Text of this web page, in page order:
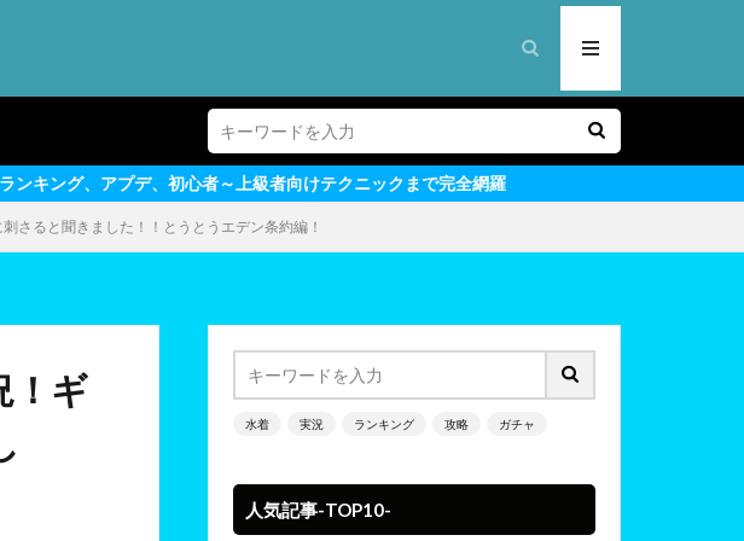
者～上級者向けテクニックまで完全網羅
さると聞きました！！とうとうエデン条約編！
！ギ
水着 実況 ランキング 攻略 ガチャ
人気記事-TOP10-